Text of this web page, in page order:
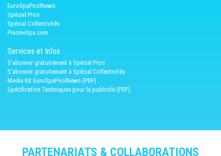
EuroSpaPoolNews
Spécial Pros
Spécial Collectivités
PiscineSpa.com
Services et Infos
S'abonner gratuitement à Spécial Pros
S'abonner gratuitement à Spécial Collectivités
Media Kit EuroSpaPoolNews (PDF)
Spécification Techniques pour la publicité (PDF)
PARTENARIATS & COLLABORATIONS